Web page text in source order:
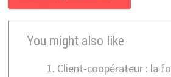
You might also like
Client-coopérateur : la